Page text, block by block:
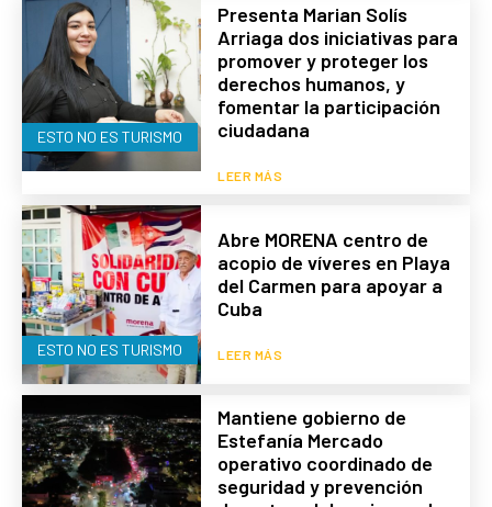
ESTO NO ES TURISMO
Presenta Marian Solís
Arriaga dos iniciativas para
promover y proteger los
derechos humanos, y
fomentar la participación
ciudadana
LEER MÁS
ESTO NO ES TURISMO
Abre MORENA centro de
acopio de víveres en Playa
del Carmen para apoyar a
Cuba
LEER MÁS
Mantiene gobierno de
Estefanía Mercado
operativo coordinado de
seguridad y prevención